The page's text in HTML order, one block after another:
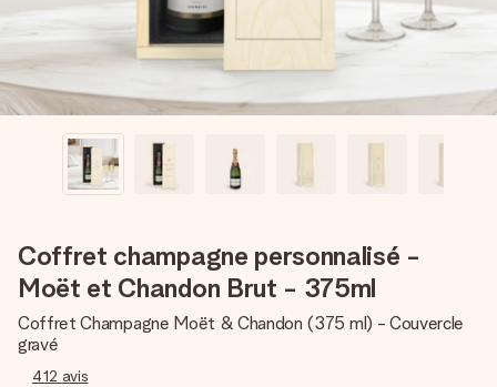
Coffret champagne personnalisé -
Moët et Chandon Brut - 375ml
Coffret Champagne Moët & Chandon (375 ml) - Couvercle
gravé
412 avis